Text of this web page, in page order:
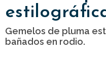
Gemelos de pluma
bañados en rodio.